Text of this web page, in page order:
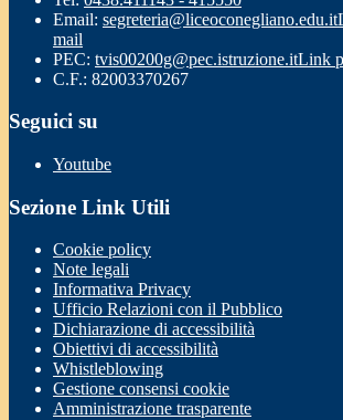
Email: segreteria@liceoconegliano.edu.it
mail
PEC: tvis00200g@pec.istruzione.itLink
C.F.: 82003370267
Seguici su
Youtube
Sezione Link Utili
Cookie policy
Note legali
Informativa Privacy
Ufficio Relazioni con il Pubblico
Dichiarazione di accessibilità
Obiettivi di accessibilità
Whistleblowing
Gestione consensi cookie
Amministrazione trasparente